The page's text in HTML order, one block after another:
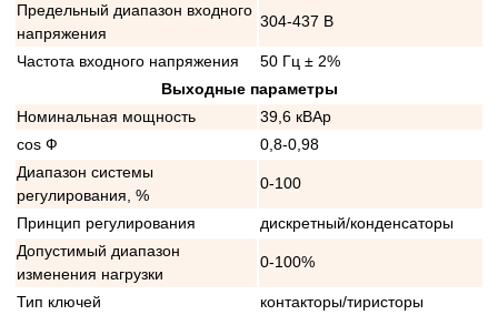
Предельный диапазон входного
напряжения
304-437 В
Частота входного напряжения
50 Гц ± 2%
Выходные параметры
Номинальная мощность
39,6 кВАр
cos Ф
0,8-0,98
Диапазон системы
регулирования, %
0-100
Принцип регулирования
дискретный/конденсаторы
Допустимый диапазон
изменения нагрузки
0-100%
Тип ключей
контакторы/тиристоры